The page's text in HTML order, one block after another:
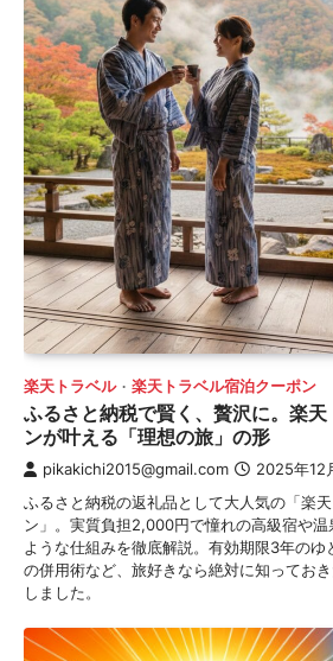
楽天トラベル 楽天トラベル宿泊クーポン
ふるさと納税で賢く、贅沢に。楽
ンが叶える「理想の旅」の形
pikakichi2015@gmail.com 2025年12
ふるさと納税の返礼品として大人気の「楽
ン」。実質負担2,000円で憧れの高級宿や
ような仕組みを徹底解説。有効期限3年のゆ
の併用術など、旅好きなら絶対に知ってお
しました。